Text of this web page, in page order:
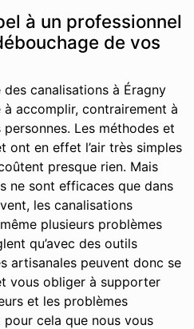
à un professionnel
de vos
canalisations à Éragny
à accomplir, contrairement à
Les méthodes et
ont en effet l’air très simples
presque rien. Mais
ne sont efficaces que dans
les canalisations
plusieurs problèmes
qu’avec des outils
artisanales peuvent donc se
vous obliger à supporter
et les problèmes
pour cela que nous vous